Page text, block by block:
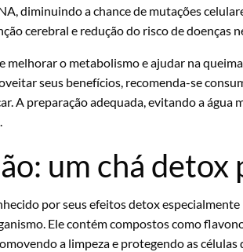
diminuindo a chance de mutações
cerebral e redução do risco de doenças
melhorar o metabolismo e ajudar na
seus benefícios, recomenda-se
A preparação adequada, evitando a água
um chá detox
por seus efeitos detox
Ele contém compostos como
a limpeza e protegendo as